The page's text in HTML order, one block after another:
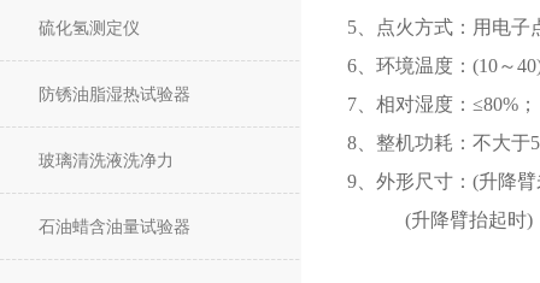
硫化氢测定仪
防锈油脂湿热试验器
玻璃清洗液洗净力
石油蜡含油量试验器
5、点火方式：用电子
6、环境温度：(10～
7、相对湿度：≤80%；
8、整机功耗：不大于
9、外形尺寸：(升降
(升降臂抬起时)